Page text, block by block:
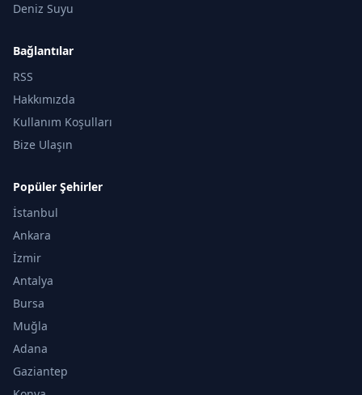
Deniz Suyu
Bağlantılar
RSS
Hakkımızda
Kullanım Koşulları
Bize Ulaşın
Popüler Şehirler
İstanbul
Ankara
İzmir
Antalya
Bursa
Muğla
Adana
Gaziantep